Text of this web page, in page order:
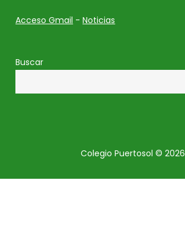
Acceso Gmail -Noticias
Buscar
Colegio Puertosol © 2026